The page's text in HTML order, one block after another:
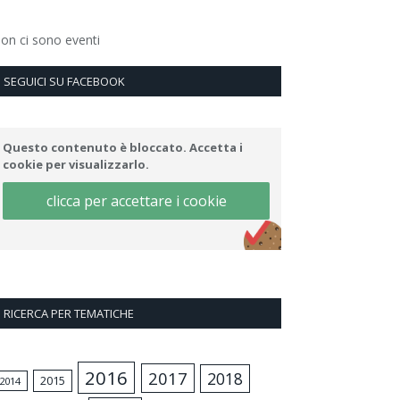
ci sono eventi
SEGUICI SU FACEBOOK
Questo contenuto è bloccato. Accetta i
cookie per visualizzarlo.
clicca per accettare i cookie
RICERCA PER TEMATICHE
2014 2015 2016 2017 2018